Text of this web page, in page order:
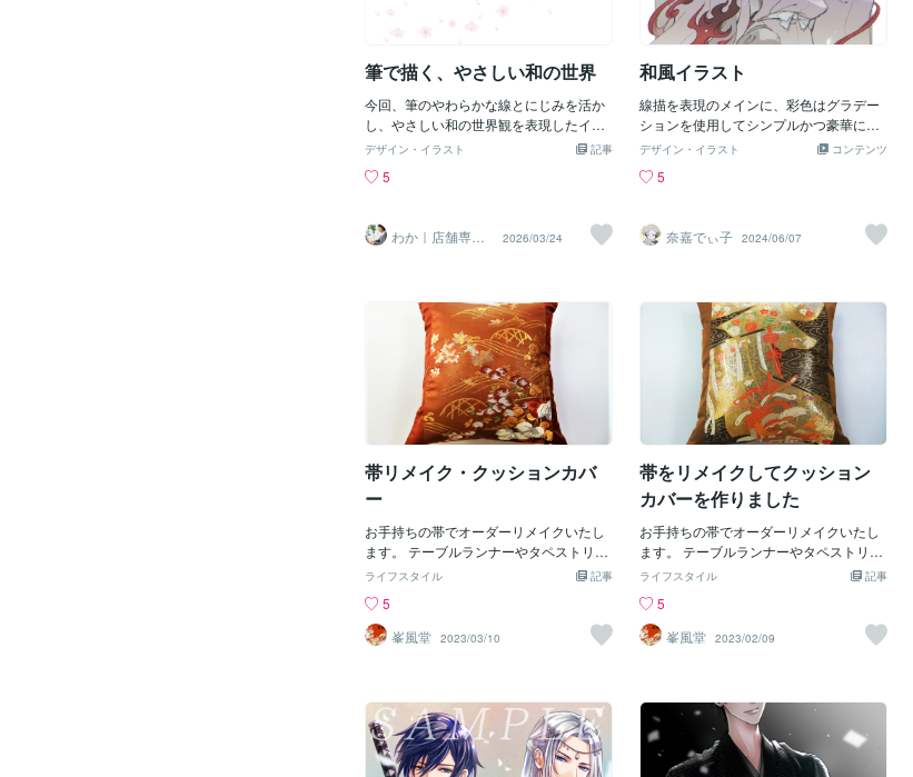
★演出できる限り頑張りまし
た！！！！！ タ
きのあるデザインに仕上げました。全体
デザイン ヘッダーが完成したら全体デザ
インの初稿も2パターン提出いたします。
初稿① 初稿② 完成版 今回は3カラムをご
りいたしました。※追加オプション「3カ
ラム希望」1,000円のご購入が必要です。
3カラムの場合、中央エリアがやや狭くな
りますが、サイドに設置してあるコンテ
テンツを見てほしい・サイドバーにTwitte
rやFacebookなどを埋め込みたいこんな
は、このように異なるフォントや素材を
使用してデザインの違う初稿を2案提出い
たします。 クライアントさまの好みに合
わせて、初稿のデザインをお好きに組み
合わせていただければと思います。 ご依
頼、お待ちしております☺ 【アメブロカ
スタマイズのご依頼はバナーをクリック☟
✨】 ★おすすめ記事
筆で描く、やさしい和の世界
今回、筆のやわらかな線とにじみを活か
し、やさしい和の世界観を表現したイラ
ストを制作しました。手描きならではの
ちが少しやわらぐような、落ち着いた雰
しきれない、筆のかすれやにじみが、作
品に自然な温かみを与えてくれます。和
すめです。店舗のイメージビジュアル
や、チラシ・SNS投稿などにもご活用い
ただけます。筆文字のみの制作や、イラ
ストとの組み合わせも対応可能ですの
で、お気軽にご相談ください。
記事
デザイン・イラスト
5
わか｜店舗専門
webデザイナー
2026/03/24
和風イラスト
線描を表現のメインに、彩色はグラデー
ションを使用してシンプルかつ豪華に仕
上げています。着物や火焔など和風の表
に採用頂いたこともありますので、和風
かせください。イラスト制作はこちらhtt
ps://coconala.com/services/3279397
コンテンツ
デザイン・イラスト
5
奈嘉でぃ子 2024/06/07
帯リメイク・クッションカバ
ー
お手持ちの帯でオーダーリメイクいたし
ます。 テーブルランナーやタペストリ
ー・クッションカバー・ファブリックボ
ご相談ください。 尚画像の商品は minne
やヤフーショップ・Amazon・BASE・メ
ルカリで販売しています。 「峯風堂」で
記事
ライフスタイル
5
峯風堂 2023/03/10
帯をリメイクしてクッション
カバーを作りました
お手持ちの帯でオーダーリメイクいたし
ます。 テーブルランナーやタペストリ
ー・クッションカバー・ファブリックボ
ご相談ください。 尚画像の商品は minne
やヤフーショップ・Amazonで販売して
います。 「峯風堂」で検索してみてくだ
記事
ライフスタイル
5
峯風堂 2023/02/09